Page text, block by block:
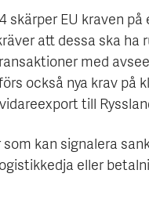
skärper EU kraven
att dessa ska ha
med
också nya krav på
till
kan signalera
eller